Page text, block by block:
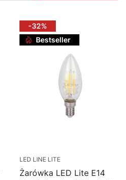
-32%
Bestseller
LED LINE LITE
Żarówka LED Lite E14